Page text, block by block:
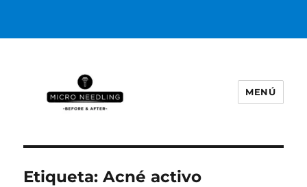
MENÚ
Etiqueta:Acné activo